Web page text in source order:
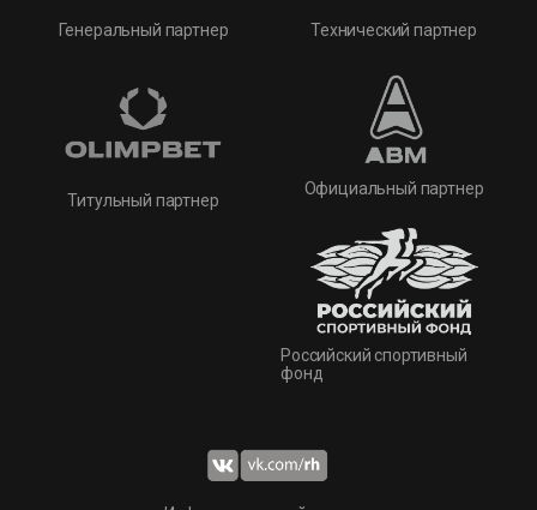
Генеральный партнер
Титульный партнер
Технический партнер
Официальный партнер
Российский спортивный
фонд